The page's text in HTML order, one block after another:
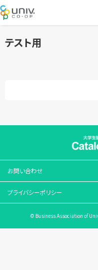
テスト用
お問い合わせ
プライバシーポリシー
© Business Association of